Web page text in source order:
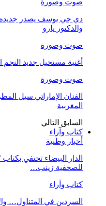
صوت وصورة
دي جي يوسف يصدر جديده
والدكتور يارو
صوت وصورة
أغنية مستحيل جديد
صوت وصورة
الفنان الإماراتي سيل
المغربية
السابق التالي
كتاب وآراء
أخبار وطنية
للصحفية زينب…
كتاب وآراء
السردين في المتناول…